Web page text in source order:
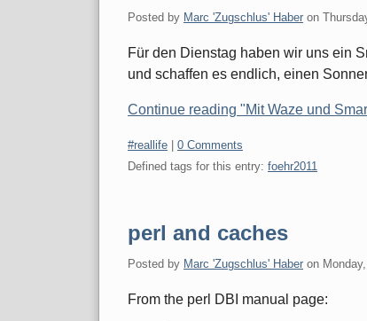
Posted by Marc 'Zugschlus' Haber on
Für den Dienstag haben wir uns ein
und schaffen es endlich, einen
Continue reading "Mit Waze und
Categories:
#reallife
0 Comments
Defined tags for this entry: foehr2011
perl and caches
Posted by Marc 'Zugschlus' Haber on
From the perl DBI manual page: